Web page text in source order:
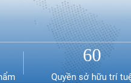
60
Quyền sở hữu trí